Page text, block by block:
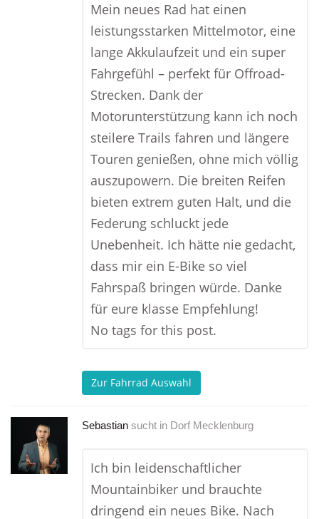
Mein neues Rad hat einen
leistungsstarken Mittelmotor, eine
lange Akkulaufzeit und ein super
Fahrgefühl – perfekt für Offroad-
Strecken. Dank der
Motorunterstützung kann ich noch
steilere Trails fahren und längere
Touren genießen, ohne mich völlig
auszupowern. Die breiten Reifen
bieten extrem guten Halt, und die
Federung schluckt jede
Unebenheit. Ich hätte nie gedacht,
dass mir ein E-Bike so viel
Fahrspaß bringen würde. Danke
für eure klasse Empfehlung!
No tags for this post.
Zur Fahrrad Auswahl
Sebastian sucht in Dorf Mecklenburg
Ich bin leidenschaftlicher
Mountainbiker und brauchte
dringend ein neues Bike. Nach